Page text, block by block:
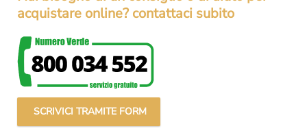
acquistare online? contattaci subito
SCRIVICI TRAMITE FORM